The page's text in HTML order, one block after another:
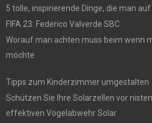
5 tolle, inspirierende Dinge, die man
FIFA 23: Federico Valverde SBC
Worauf man achten muss beim wenn
möchte
Tipps zum Kinderzimmer umgestalten
Schützen Sie Ihre Solarzellen vor
effektiven Vogelabwehr Solar